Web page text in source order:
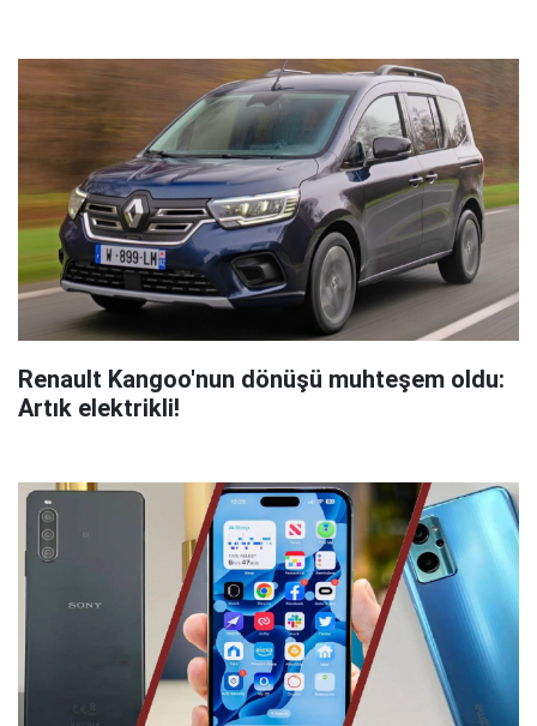
Renault Kangoo'nun dönüşü muhteşem oldu:
Artık elektrikli!